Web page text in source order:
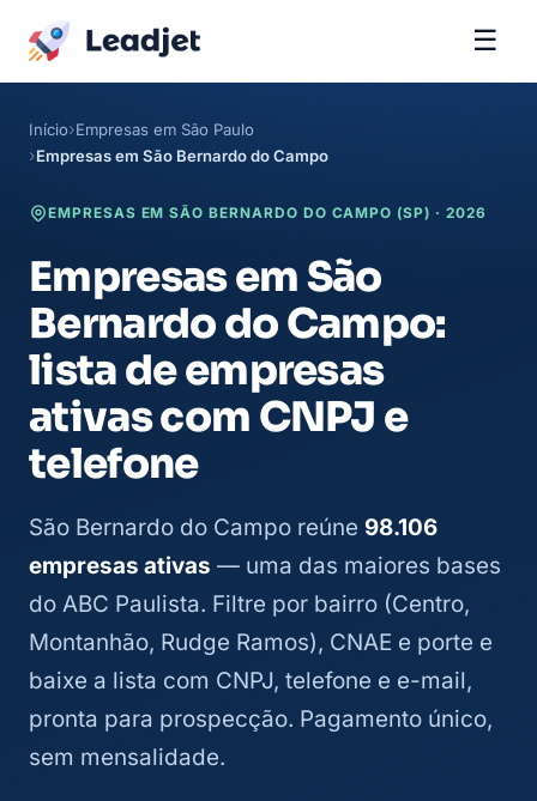
☰
Início Empresas em São Paulo
Empresas em São Bernardo do Campo
EMPRESAS EM SÃO BERNARDO DO CAMPO (SP) · 2026
Empresas em São
Bernardo do Campo:
lista de empresas
ativas com CNPJ e
telefone
São Bernardo do Campo reúne 98.106
empresas ativas — uma das maiores bases
do ABC Paulista. Filtre por bairro (Centro,
Montanhão, Rudge Ramos), CNAE e porte e
baixe a lista com CNPJ, telefone e e-mail,
pronta para prospecção. Pagamento único,
sem mensalidade.